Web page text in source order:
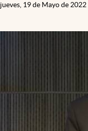
jueves, 19 de Mayo de 2022